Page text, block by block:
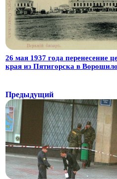
26 мая 1937 года перенесение
края из Пятигорска в
Предыдущий